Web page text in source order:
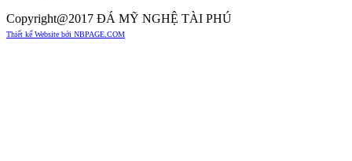
Copyright@2017 ĐÁ MỸ NGHỆ TÀI PHÚ
Thiết kế Website bởi NBPAGE.COM